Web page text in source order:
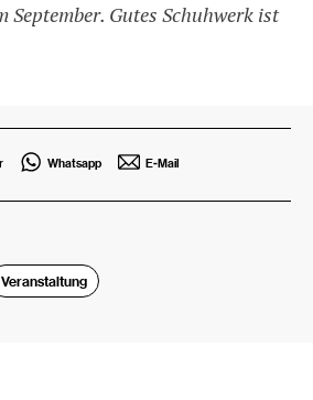
September. Gutes Schuhwerk ist
Whatsapp E-Mail
Veranstaltung